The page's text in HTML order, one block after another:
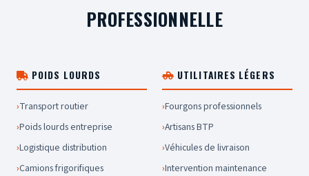
PROFESSIONNELLE
POIDS LOURDS
Transport routier
Poids lourds entreprise
Logistique distribution
Camions frigorifiques
UTILITAIRES LÉGERS
Fourgons professionnels
Artisans BTP
Véhicules de livraison
Intervention maintenance